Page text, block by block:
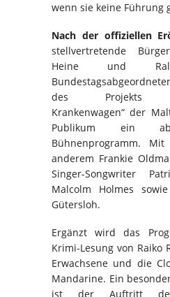
wenn sie keine Führung
Nach der offiziellen
stellvertretende
Heine und
des Projekts
Krankenwagen“ der
Publikum ein
Bühnenprogramm.
anderem Frankie
Singer-Songwriter
Malcolm Holmes
Gütersloh.
Ergänzt wird das
Krimi-Lesung von Raiko
Erwachsene und die
Mandarine. Ein
ist der Auftritt der